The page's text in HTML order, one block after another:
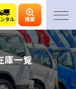
タル 検索
庫一覧